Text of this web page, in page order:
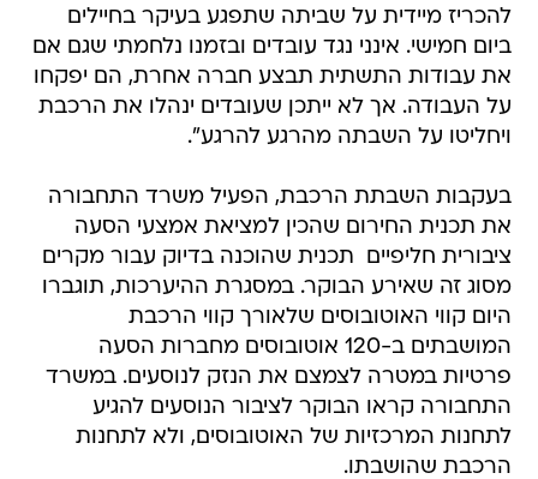
להכריז מיידית על שביתה שתפגע בעיקר בחיילים
ביום חמישי. אינני נגד עובדים ובזמנו נלחמתי שגם אם
את עבודות התשתית תבצע חברה אחרת, הם יפקחו
על העבודה. אך לא ייתכן שעובדים ינהלו את הרכבת
ויחליטו על השבתה מהרגע להרגע".
בעקבות השבתת הרכבת, הפעיל משרד התחבורה
את תכנית החירום שהכין למציאת אמצעי הסעה
ציבורית חליפיים  תכנית שהוכנה בדיוק עבור מקרים
מסוג זה שאירע הבוקר. במסגרת ההיערכות, תוגברו
היום קווי האוטובוסים שלאורך קווי הרכבת
המושבתים ב-120 אוטובוסים מחברות הסעה
פרטיות במטרה לצמצם את הנזק לנוסעים. במשרד
התחבורה קראו הבוקר לציבור הנוסעים להגיע
לתחנות המרכזיות של האוטובוסים, ולא לתחנות
הרכבת שהושבתו.